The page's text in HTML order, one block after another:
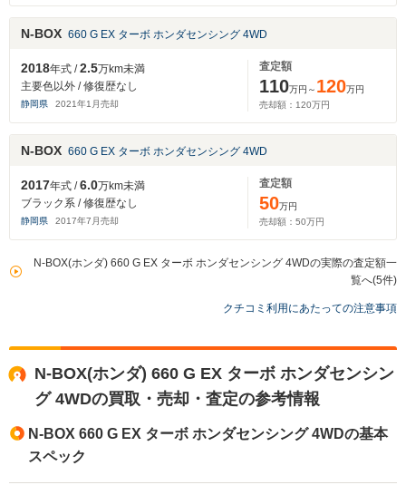
N-BOX 660 G EX ターボ ホンダセンシング 4WD
2018年式 /2.5万km未満
主要色以外 / 修復歴なし
静岡県 2021年1 月売却
査定額
110万円～ 120万円
売却額： 120万円
N-BOX 660 G EX ターボ ホンダセンシング 4WD
2017年式 /6.0万km未満
ブラック系 / 修復歴なし
静岡県 2017年7 月売却
査定額
50万円
売却額： 50万円
N-BOX(ホンダ) 660 G EX ターボ ホンダセンシング 4WDの実際の査定額一
覧へ(5件)
クチコミ利用にあたっての注意事項
N-BOX(ホンダ) 660 G EX ターボ ホンダセンシン
グ 4WDの買取・売却・査定の参考情報
N-BOX 660 G EX ターボ ホンダセンシング 4WDの基本
スペック